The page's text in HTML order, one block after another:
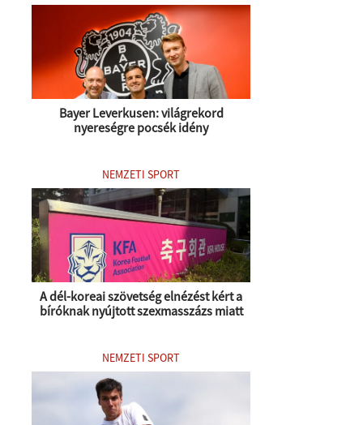
Bayer Leverkusen: világrekord
nyereségre pocsék idény
NEMZETI SPORT
A dél-koreai szövetség elnézést kért a
bíróknak nyújtott szexmasszázs miatt
NEMZETI SPORT